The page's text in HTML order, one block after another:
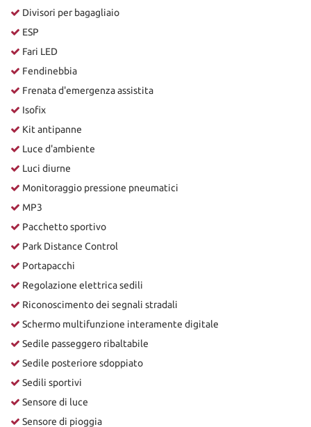
Divisori per bagagliaio
ESP
Fari LED
Fendinebbia
Frenata d'emergenza assistita
Isofix
Kit antipanne
Luce d'ambiente
Luci diurne
Monitoraggio pressione pneumatici
MP3
Pacchetto sportivo
Park Distance Control
Portapacchi
Regolazione elettrica sedili
Riconoscimento dei segnali stradali
Schermo multifunzione interamente digitale
Sedile passeggero ribaltabile
Sedile posteriore sdoppiato
Sedili sportivi
Sensore di luce
Sensore di pioggia